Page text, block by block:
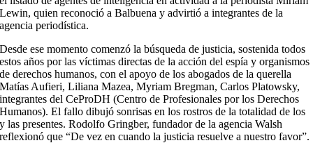
Lewin, quien reconoció a Balbuena y advirtió a integrantes de la
agencia periodística.
Desde ese momento comenzó la búsqueda de justicia, sostenida todos
estos años por las víctimas directas de la acción del espía y organismos
de derechos humanos, con el apoyo de los abogados de la querella
Matías Aufieri, Liliana Mazea, Myriam Bregman, Carlos Platowsky,
integrantes del CeProDH (Centro de Profesionales por los Derechos
Humanos). El fallo dibujó sonrisas en los rostros de la totalidad de los
y las presentes. Rodolfo Gringber, fundador de la agencia Walsh
reflexionó que “De vez en cuando la justicia resuelve a nuestro favor”.